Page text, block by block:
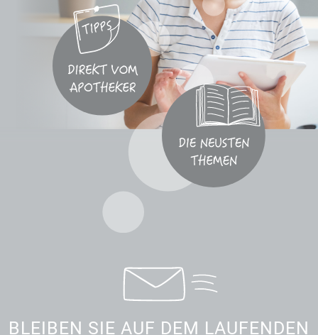
BLEIBEN SIE AUF DEM LAUFENDEN